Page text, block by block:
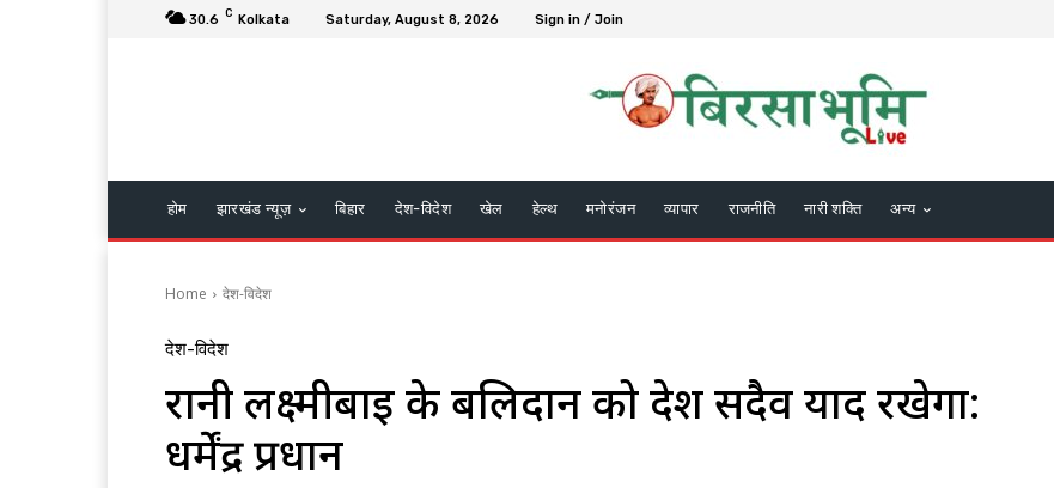
30.6 C Kolkata Saturday, August 8, 2026 Sign in / Join
होम झारखंड न्यूज़ बिहार देश-विदेश खेल हेल्थ मनोरंजन व्यापार राजनीति नारी शक्ति अन्य
Home देश-विदेश
देश-विदेश
रानी लक्ष्मीबाई के बलिदान को देश सदैव याद रखेगा:
धर्मेंद्र प्रधान